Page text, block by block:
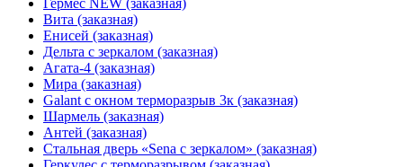
Гермес NEW (заказная)
Вита (заказная)
Енисей (заказная)
Дельта с зеркалом (заказная)
Агата-4 (заказная)
Мира (заказная)
Galant с окном терморазрыв 3к (заказная)
Шармель (заказная)
Антей (заказная)
Стальная дверь «Sena с зеркалом» (заказная)